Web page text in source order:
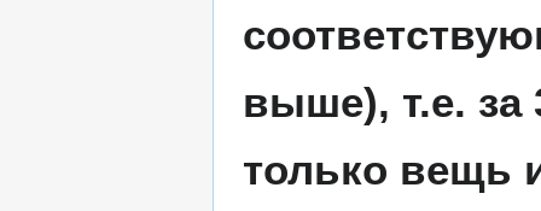
выше), т.е. за
только вещь